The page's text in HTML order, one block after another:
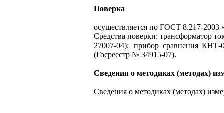
Поверка
осуществляется по ГОСТ 8.217-
Средства поверки: трансформатор
27007-04);
прибор сравнения КНТ-
(Госреестр № 34915-07).
Сведения о методиках (методах)
Сведения о методиках (методах)